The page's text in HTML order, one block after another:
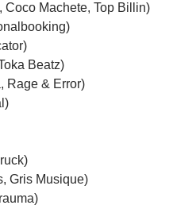
Coco Machete, Top Billin)
Beatz)
Rage & Error)
Gris Musique)